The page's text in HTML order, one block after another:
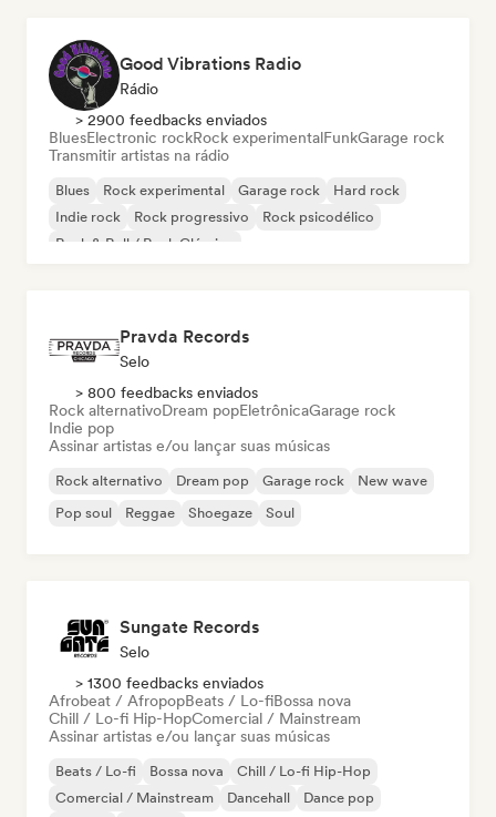
Good Vibrations Radio
Rádio
> 2900 feedbacks enviados
BluesElectronic rockRock experimentalFunkGarage rock
Transmitir artistas na rádio
Blues Rock experimental Garage rock
Hard rock
Indie rock
Rock progressivo
Rock psicodélico
Rock & Roll / Rock Clássico
Pravda Records
Selo
> 800 feedbacks enviados
Rock alternativoDream popEletrônicaGarage rock
Indie pop
Assinar artistas e/ou lançar suas músicas
Rock alternativo Dream pop Garage rock
New wave
Pop soul
Reggae Shoegaze Soul
Sungate Records
Selo
> 1300 feedbacks enviados
Afrobeat / AfropopBeats / Lo-fiBossa nova
Chill / Lo-fi Hip-HopComercial / Mainstream
Assinar artistas e/ou lançar suas músicas
Beats / Lo-fi Bossa nova
Chill / Lo-fi Hip-Hop
Comercial / Mainstream
Dancehall
Dance pop